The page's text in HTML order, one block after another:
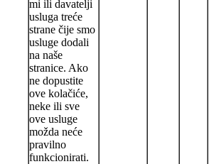
mi ili davatelji
usluga treće
strane čije smo
usluge dodali
na naše
stranice. Ako
ne dopustite
ove kolačiće,
neke ili sve
ove usluge
možda neće
pravilno
funkcionirati.